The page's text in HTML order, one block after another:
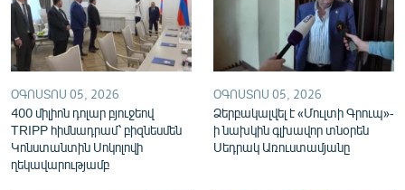
ՀԵՏԵՎԵՔ ՄԵԶ
«Ազատության» բոլոր կայքերը
ՕԳՈՍՏՈՍ 05, 2026
400 միլիոն դոլար բյուջեով
TRIPP հիմնադրամ՝ բիզնեսմեն
Կոնստանտին Սոկոլովի
ղեկավարությամբ
ՕԳՈՍՏՈՍ 05, 2026
Ձերբակալվել է «Մուլտի Գրուպ»-
ի նախկին գլխավոր տնօրեն
Սեդրակ Առուստամյանը